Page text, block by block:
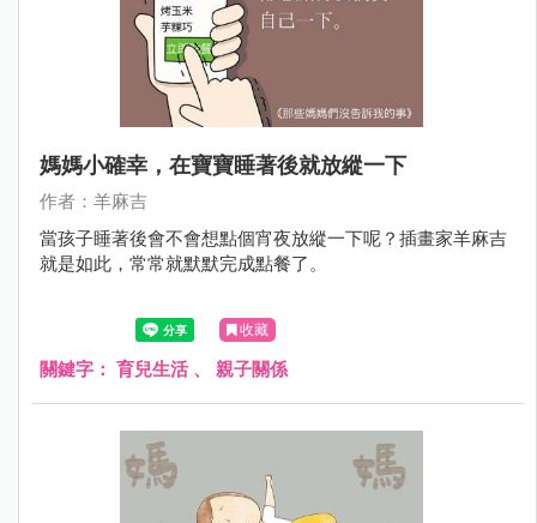
媽媽小確幸，在寶寶睡著後就放縱一下
作者：羊麻吉
當孩子睡著後會不會想點個宵夜放縱一下呢？插畫家羊麻吉
就是如此，常常就默默完成點餐了。
收藏
關鍵字： 育兒生活、 親子關係